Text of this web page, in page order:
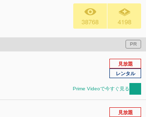
38768 4198
PR
見放題
レンタル
Prime Videoで今すぐ見る
見放題